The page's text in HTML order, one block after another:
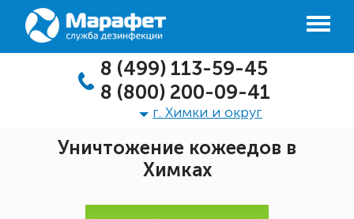
8 (499) 113-59-45
8 (800) 200-09-41
г. Химки и округ
Уничтожение кожеедов в
Химках